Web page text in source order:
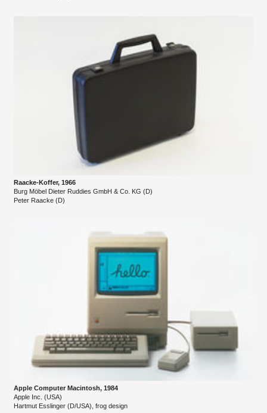
Raacke-Koffer, 1966
Burg Möbel Dieter Ruddies GmbH & Co. KG (D)
Peter Raacke (D)
Apple Computer Macintosh, 1984
Apple Inc. (USA)
Hartmut Esslinger (D/USA), frog design